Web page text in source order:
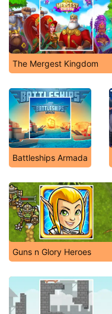
The Mergest Kingdom
Battleships Armada
Guns n Glory Heroes